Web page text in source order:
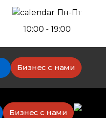
Пн-Пт
10:00 - 19:00
Бизнес с нами
Бизнес с нами